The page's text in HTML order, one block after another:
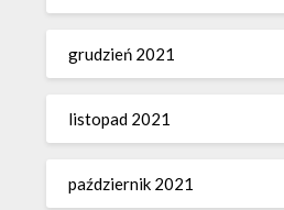
grudzień 2021
listopad 2021
październik 2021